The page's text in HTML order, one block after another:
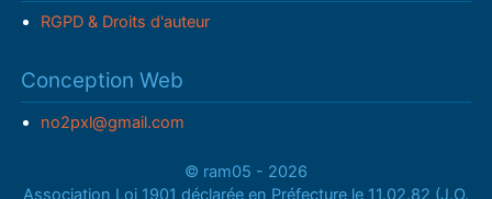
RGPD & Droits d'auteur
Conception Web
no2pxl@gmail.com
© ram05 - 2026
Association Loi 1901 déclarée en Préfecture le 11.02.82 (J.O.